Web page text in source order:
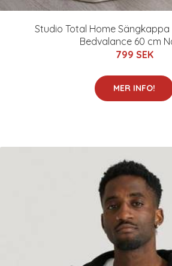
Studio Total Home
Bedvalance 60 cm
799 SEK
MER INFO!